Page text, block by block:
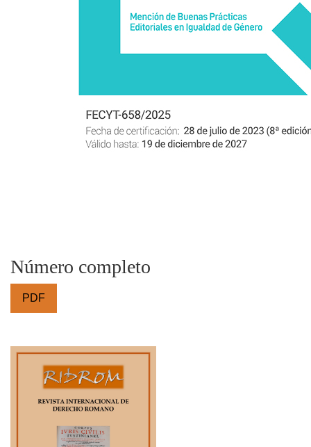
Número completo
PDF